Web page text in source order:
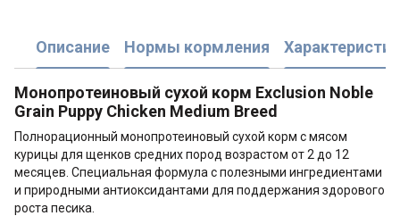
Описание Нормы кормления
Монопротеиновый сухой корм Exclusion Noble
Grain Puppy Chicken Medium Breed
Полнорационный монопротеиновый сухой корм с мясом
курицы для щенков средних пород возрастом от 2 до 12
месяцев. Специальная формула с полезными ингредиентами
и природными антиоксидантами для поддержания здорового
роста песика.